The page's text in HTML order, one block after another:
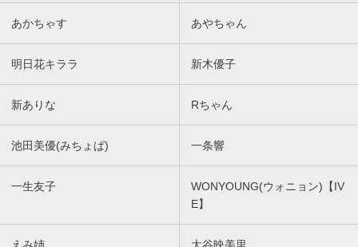
あかちゃす あやちゃん
明日花キララ 新木優子
新ありな Rちゃん
池田美優(みちょぱ) 一条響
一生友子
WONYOUNG(ウォニョン)【IV
E】